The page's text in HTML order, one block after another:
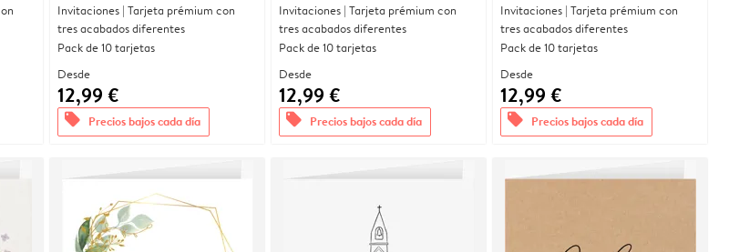
Invitaciones | Tarjeta prémium con
tres acabados diferentes
Pack de 10 tarjetas
Desde
12,99 €
offers Precios bajos cada día
Invitaciones | Tarjeta prémium con
tres acabados diferentes
Pack de 10 tarjetas
Desde
12,99 €
offers Precios bajos cada día
Invitaciones | Tarjeta prémium con
tres acabados diferentes
Pack de 10 tarjetas
Desde
12,99 €
offers Precios bajos cada día